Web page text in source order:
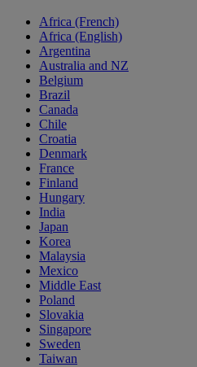
Africa (French)
Africa (English)
Argentina
Australia and NZ
Belgium
Brazil
Canada
Chile
Croatia
Denmark
France
Finland
Hungary
India
Japan
Korea
Malaysia
Mexico
Middle East
Poland
Slovakia
Singapore
Sweden
Taiwan